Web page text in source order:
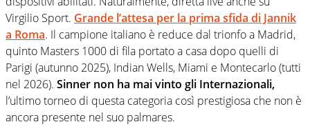
Virgilio Sport. Grande l’attesa per la prima sfida di Jannik
a Roma. Il campione italiano è reduce dal trionfo a Madrid,
quinto Masters 1000 di fila portato a casa dopo quelli di
Parigi (autunno 2025), Indian Wells, Miami e Montecarlo (tutti
nel 2026). Sinner non ha mai vinto gli Internazionali,
l’ultimo torneo di questa categoria così prestigiosa che non è
ancora presente nel suo palmares.